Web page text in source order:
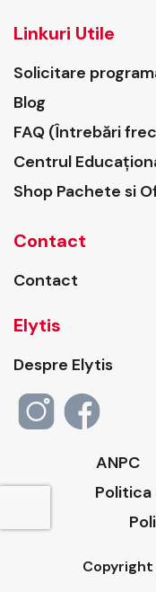
Linkuri Utile
Solicitare
Blog
FAQ (Întrebări
Centrul
Shop Pachete si
Contact
Contact
Elytis
Despre Elytis
ANPC
Copyright